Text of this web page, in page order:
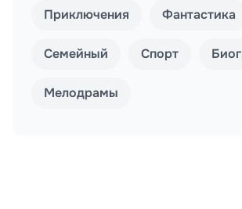
Приключения Фантастика
Семейный Спорт
Мелодрамы